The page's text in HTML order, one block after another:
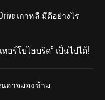
Drive เกาหลี มีดีอย่างไร
ทอร์โบไฮบริด” เป็นไปได้!
อาจมองข้าม